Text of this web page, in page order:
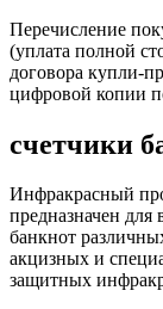
Перечисление
(уплата полной
договора купли-
цифровой копии
счетчики
Инфракрасный
предназначен для
банкнот
акцизных и
защитных